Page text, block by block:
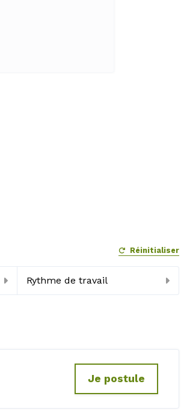
Réinitialiser
Rythme de travail
Je postule